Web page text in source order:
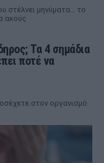
στέλνει μηνύματα… το
ακούς
Τα 4 σημάδια
ποτέ να
στον οργανισμό